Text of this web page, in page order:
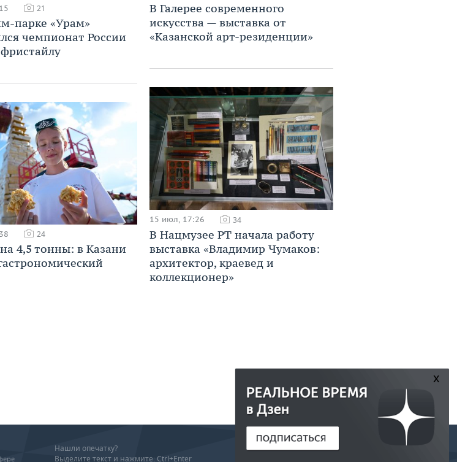
21
парке «Урам»
чемпионат России
24
4,5 тонны: в Казани
В Галерее современного
искусства — выставка от
«Казанской арт-резиденции»
15 июл, 17:26 34
В Нацмузее РТ начала работу
выставка «Владимир Чумаков:
архитектор, краевед и
коллекционер»
Нашли опечатку?
Выделите текст и нажмите: Ctrl+Enter
x